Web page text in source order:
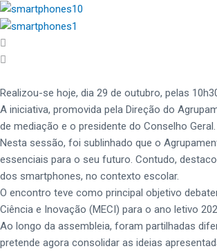
Realizou-se hoje, dia 29 de outubro, pelas
A iniciativa, promovida pela Direção do
de mediação e o presidente do Conselho Geral.
Nesta sessão, foi sublinhado que o
essenciais para o seu futuro. Contudo,
dos smartphones, no contexto escolar.
O encontro teve como principal objetivo
Ciência e Inovação (MECI) para o ano letivo
Ao longo da assembleia, foram partilhadas
pretende agora consolidar as ideias